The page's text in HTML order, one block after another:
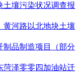
土壤污染状况调查报
黄河路以北地块土壤
制品制造项目（部分
菏泽零零四加油站迁